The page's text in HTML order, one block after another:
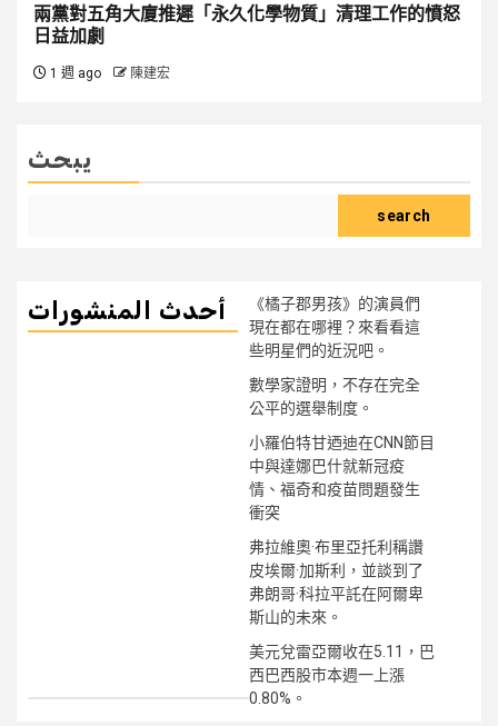
兩黨對五角大廈推遲「永久化學物質」清理工作的憤怒
日益加劇
1 週 ago 陳建宏
يبحث
search
أحدث المنشورات
《橘子郡男孩》的演員們
現在都在哪裡？來看看這
些明星們的近況吧。
數學家證明，不存在完全
公平的選舉制度。
小羅伯特甘迺迪在CNN節目
中與達娜巴什就新冠疫
情、福奇和疫苗問題發生
衝突
弗拉維奧·布里亞托利稱讚
皮埃爾·加斯利，並談到了
弗朗哥·科拉平託在阿爾卑
斯山的未來。
美元兌雷亞爾收在5.11，巴
西巴西股市本週一上漲
0.80%。